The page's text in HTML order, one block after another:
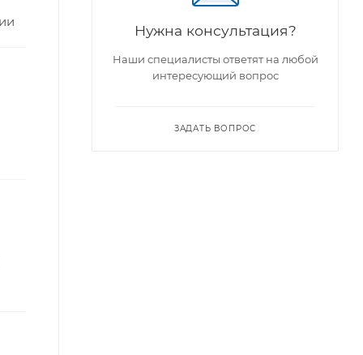
Нужна консультация?
Наши специалисты ответят на любой
интересующий вопрос
ЗАДАТЬ ВОПРОС